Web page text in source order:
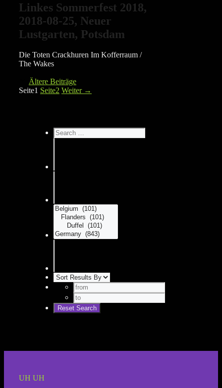
Linkes Sommerfest 2018,
2018-08-25, Neuer
Lustgarten, Potsdam
Die Toten Crackhuren Im Kofferraum /
The Wakes
Ältere Beiträge
Seite1 Seite2 Weiter →
UH UH